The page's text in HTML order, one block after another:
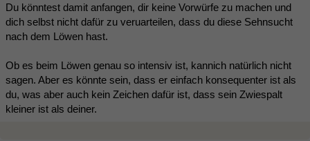
Du könntest damit anfangen, dir keine Vorwürfe zu machen und
dich selbst nicht dafür zu veruarteilen, dass du diese Sehnsucht
nach dem Löwen hast.
Ob es beim Löwen genau so intensiv ist, kannich natürlich nicht
sagen. Aber es könnte sein, dass er einfach konsequenter ist als
du, was aber auch kein Zeichen dafür ist, dass sein Zwiespalt
kleiner ist als deiner.